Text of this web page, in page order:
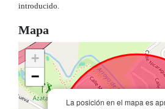
introducido.
Mapa
La posición en el mapa es
+
−